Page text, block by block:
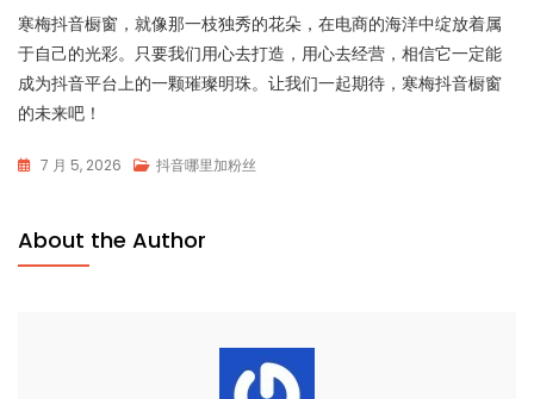
寒梅抖音橱窗，就像那一枝独秀的花朵，在电商的海洋中绽放着属
于自己的光彩。只要我们用心去打造，用心去经营，相信它一定能
成为抖音平台上的一颗璀璨明珠。让我们一起期待，寒梅抖音橱窗
的未来吧！
7 月 5, 2026 抖音哪里加粉丝
About the Author